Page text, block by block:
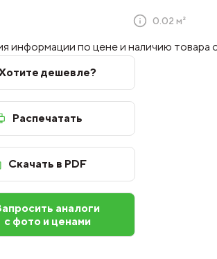
0.02 м²
информации по цене и наличию товара
дешевле?
Распечатать
Скачать в PDF
аналоги
с фото и ценами